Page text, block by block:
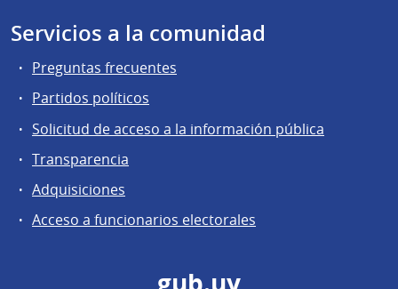
Servicios a la comunidad
Preguntas frecuentes
Partidos políticos
Solicitud de acceso a la información pública
Transparencia
Adquisiciones
Acceso a funcionarios electorales